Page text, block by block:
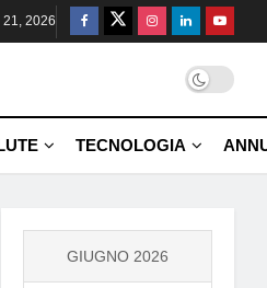
2026
TECNOLOGIA
GIUGNO 2026